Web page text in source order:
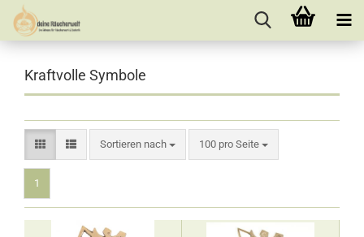
Kraftvolle Symbole
Sortieren nach
Sortieren nach 100 pro Seite
pro Seite
1